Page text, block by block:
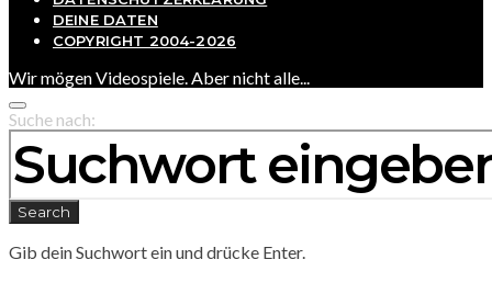
DEINE DATEN
COPYRIGHT 2004-2026
Wir mögen Videospiele. Aber nicht alle...
Suche nach:
Search
Gib dein Suchwort ein und drücke Enter.